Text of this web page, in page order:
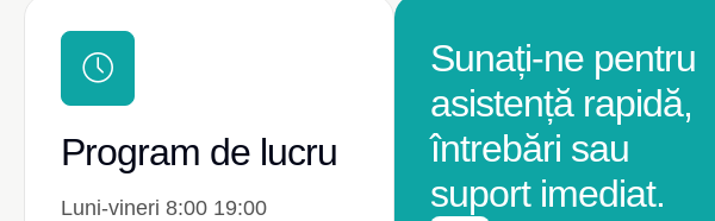
Program de lucru
Luni-vineri 8:00 19:00
Sunați-ne pentru
asistență rapidă,
întrebări sau
suport imediat.